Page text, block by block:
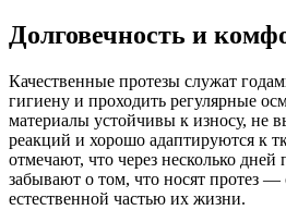
Долговечность и
Качественные протезы служат
гигиену и проходить регулярные
материалы устойчивы к износу, не
реакций и хорошо адаптируются к
отмечают, что через несколько дней
забывают о том, что носят протез —
естественной частью их жизни.